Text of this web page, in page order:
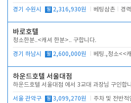
경기 수원시 월 2,316,930원 베팅삼촌 경
바로호텔
청소한분..<캐셔 한분>.. 구합니다.
경기 하남시 월 2,600,000원
하운드호텔 서울대점
하운드호텔 서울대점 에서 3교대 과장님 구인합
서울 관악구 월 3,099,270원